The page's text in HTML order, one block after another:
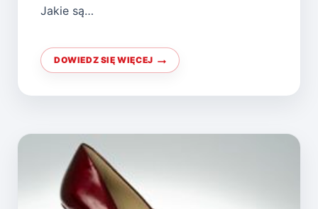
Jakie są…
DOWIEDZ SIĘ WIĘCEJ
PODOLOG
–
I